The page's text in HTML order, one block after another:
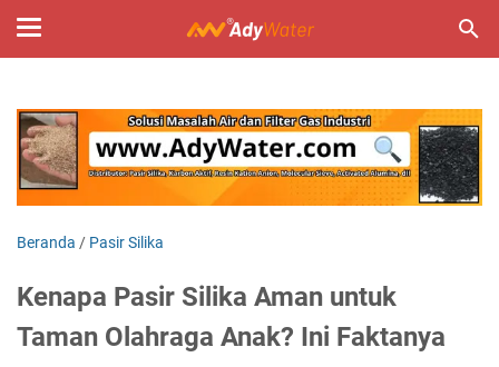
Beranda / Pasir Silika
Kenapa Pasir Silika Aman untuk
Taman Olahraga Anak? Ini Faktanya